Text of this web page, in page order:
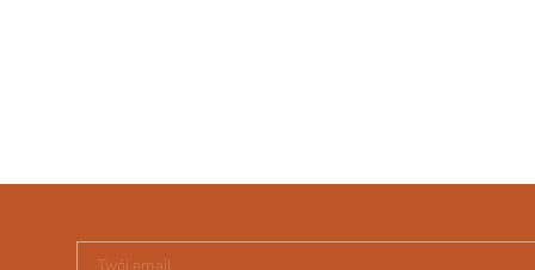
Twój email